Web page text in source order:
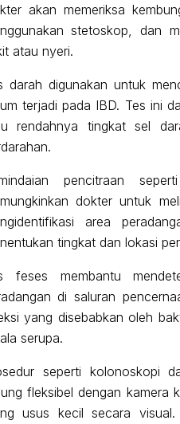
akan memeriksa
stetoskop, dan
atau nyeri.
darah digunakan untuk
terjadi pada IBD. Tes ini
rendahnya tingkat sel
pencitraan
dokter untuk
area
tingkat dan lokasi
feses membantu
di saluran
yang disebabkan oleh
serupa.
seperti kolonoskopi
fleksibel dengan kamera
usus kecil secara